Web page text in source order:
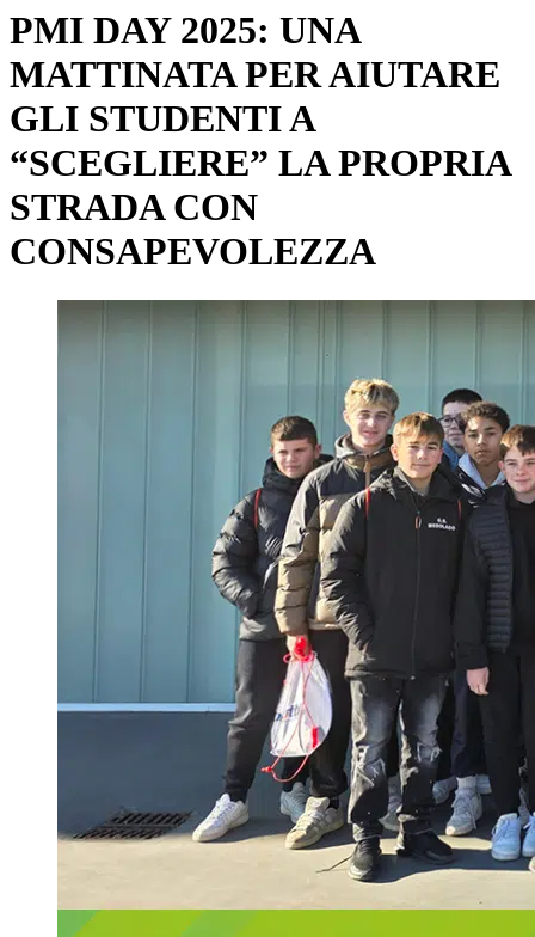
PMI DAY 2025: UNA
MATTINATA PER AIUTARE
GLI STUDENTI A
“SCEGLIERE” LA PROPRIA
STRADA CON
CONSAPEVOLEZZA